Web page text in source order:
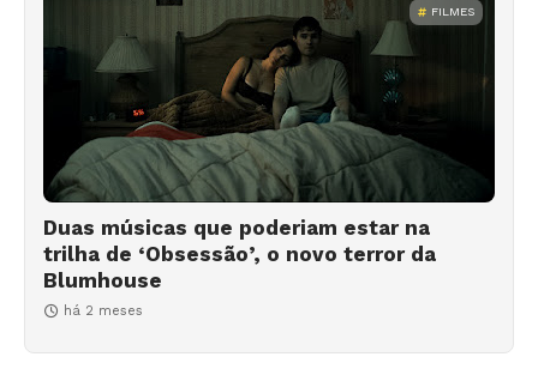
FILMES
Duas músicas que poderiam estar na
trilha de ‘Obsessão’, o novo terror da
Blumhouse
há 2 meses